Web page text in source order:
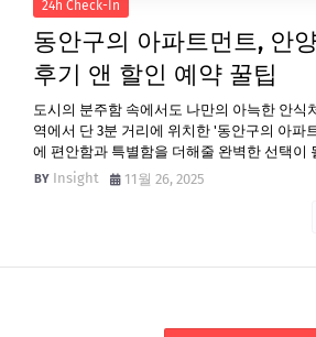
24h Check-In
동안구의 아파트먼트, 안
후기 앤 할인 예약 꿀팁
도시의 분주함 속에서도 나만의 아늑한 안식
역에서 단 3분 거리에 위치한 '동안구의 아파
에 편안함과 특별함을 더해줄 완벽한 선택이
Insight
11월 26, 2025